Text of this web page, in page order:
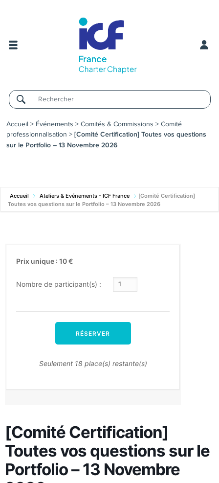
Username
Accueil > Événements > Comités & Commissions > Comité
professionnalisation > [Comité Certification] Toutes vos questions
sur le Portfolio – 13 Novembre 2026
Accueil Ateliers & Evénements - ICF France
[Comité Certification]
Toutes vos questions sur le Portfolio – 13 Novembre 2026
Prix unique : 10 €
Nombre de participant(s) :
RÉSERVER
Seulement 18 place(s) restante(s)
[Comité Certification]
Toutes vos questions sur le
Portfolio – 13 Novembre